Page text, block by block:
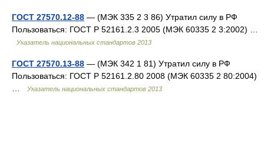
ГОСТ 27570.12-88 — (МЭК 335 2 3 86) Утратил силу в РФ
Пользоваться: ГОСТ Р 52161.2.3 2005 (МЭК 60335 2 3:2002) …
Указатель национальных стандартов 2013
ГОСТ 27570.13-88 — (МЭК 342 1 81) Утратил силу в РФ
Пользоваться: ГОСТ Р 52161.2.80 2008 (МЭК 60335 2 80:2004)
Указатель национальных стандартов 2013